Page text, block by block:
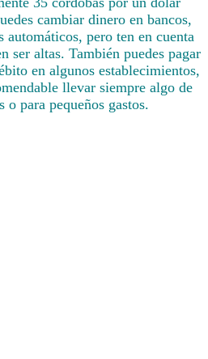
cambiar dinero en bancos,
automáticos, pero ten en cuenta
ser altas. También puedes pagar
en algunos establecimientos,
llevar siempre algo de
o para pequeños gastos.